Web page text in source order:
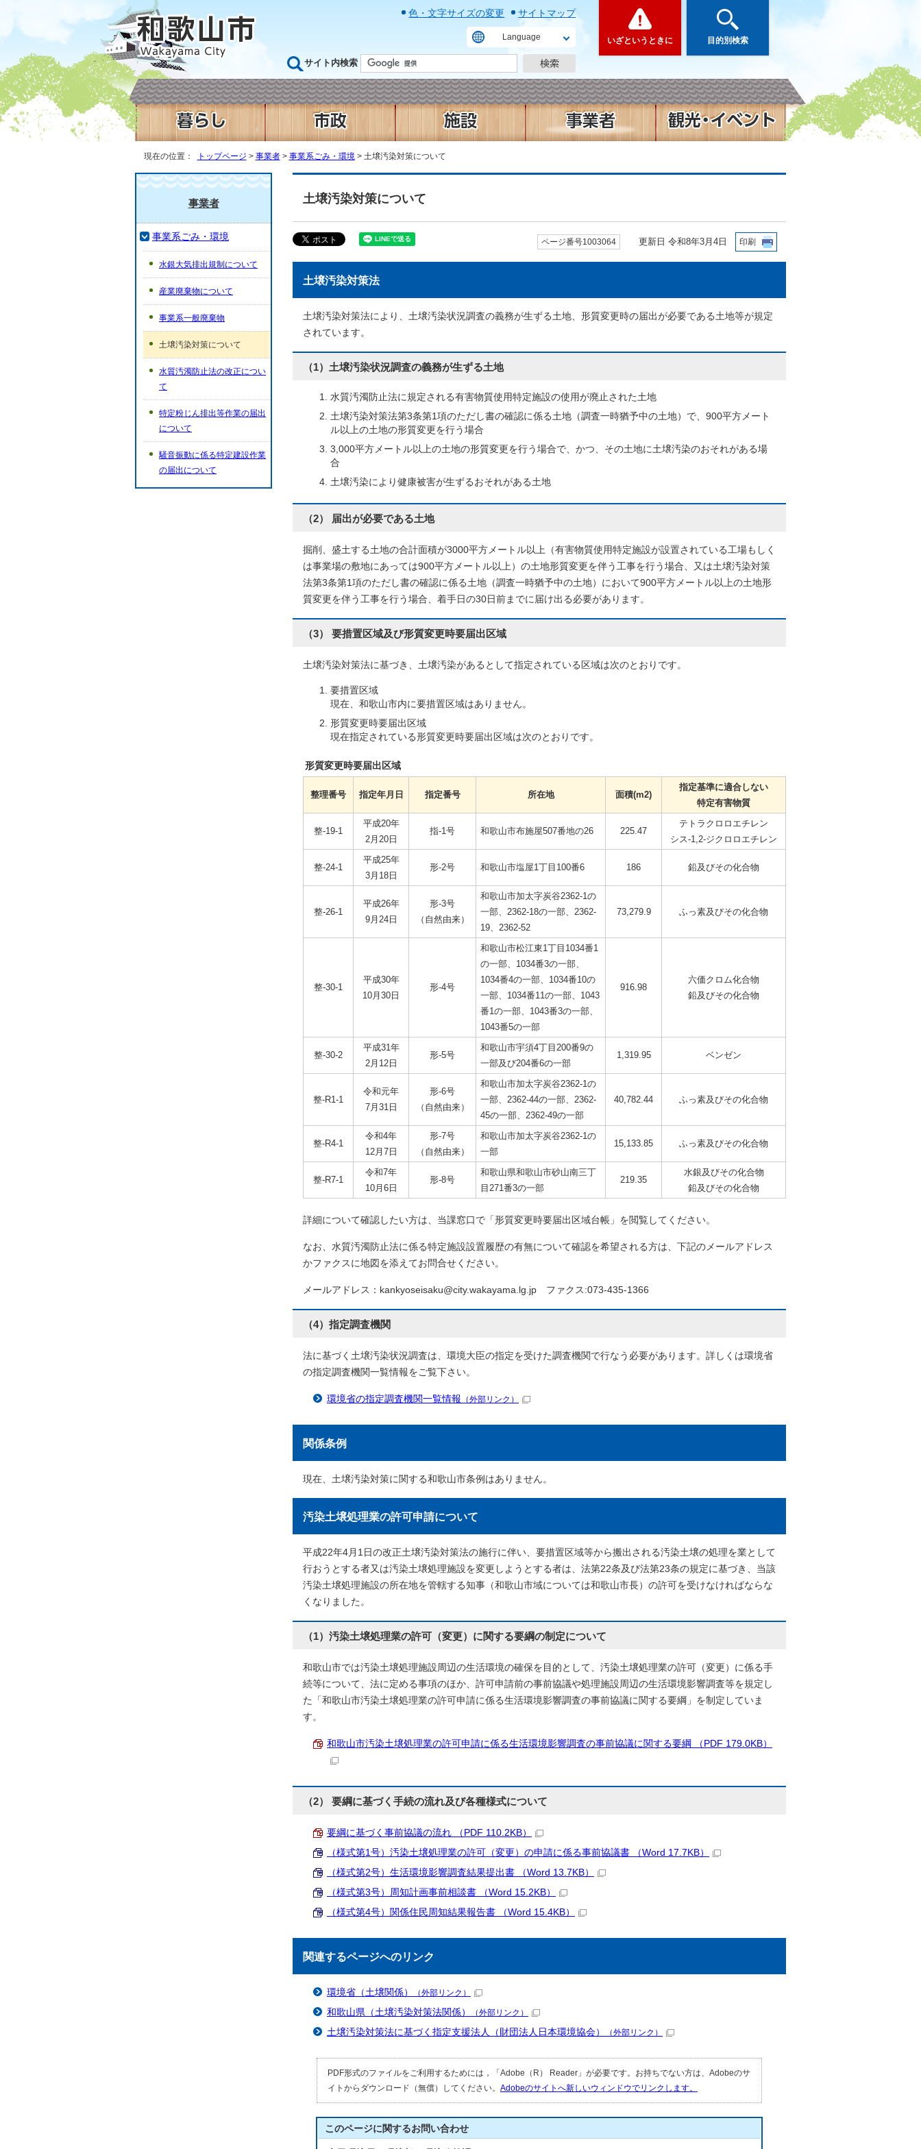
色・文字サイズの変更 サイトマップ
Language
サイト内検索
いざというときに 目的別検索
現在の位置： トップページ > 事業者> 事業系ごみ・環境> 土壌汚染対策について
土壌汚染対策について
ページ番号1003064 更新日 令和8年3月4日 印刷
土壌汚染対策法
土壌汚染対策法により、土壌汚染状況調査の義務が生ずる土地、形質変更時の届出が必要である土地等が規定
されています。
（1）土壌汚染状況調査の義務が生ずる土地
水質汚濁防止法に規定される有害物質使用特定施設の使用が廃止された土地
土壌汚染対策法第3条第1項のただし書の確認に係る土地（調査一時猶予中の土地）で、900平方メート
ル以上の土地の形質変更を行う場合
3,000平方メートル以上の土地の形質変更を行う場合で、かつ、その土地に土壌汚染のおそれがある場
合
土壌汚染により健康被害が生ずるおそれがある土地
（2） 届出が必要である土地
掘削、盛土する土地の合計面積が3000平方メートル以上（有害物質使用特定施設が設置されている工場もしく
は事業場の敷地にあっては900平方メートル以上）の土地形質変更を伴う工事を行う場合、又は土壌汚染対策
法第3条第1項のただし書の確認に係る土地（調査一時猶予中の土地）において900平方メートル以上の土地形
質変更を伴う工事を行う場合、着手日の30日前までに届け出る必要があります。
（3） 要措置区域及び形質変更時要届出区域
土壌汚染対策法に基づき、土壌汚染があるとして指定されている区域は次のとおりです。
要措置区域
現在、和歌山市内に要措置区域はありません。
形質変更時要届出区域
現在指定されている形質変更時要届出区域は次のとおりです。
形質変更時要届出区域
整理番号 指定年月日 指定番号 所在地 面積(m2)
指定基準に適合しない
特定有害物質
整-19-1
平成20年
2月20日
指-1号 和歌山市布施屋507番地の26 225.47
テトラクロロエチレン
シス-1,2-ジクロロエチレン
整-24-1
平成25年
3月18日
形-2号 和歌山市塩屋1丁目100番6 186 鉛及びその化合物
整-26-1
平成26年
9月24日
形-3号
（自然由来）
和歌山市加太字炭谷2362-1の
一部、2362-18の一部、2362-
19、2362-52
73,279.9 ふっ素及びその化合物
整-30-1
平成30年
10月30日
形-4号
和歌山市松江東1丁目1034番1
の一部、1034番3の一部、
1034番4の一部、1034番10の
一部、1034番11の一部、1043
番1の一部、1043番3の一部、
1043番5の一部
916.98
六価クロム化合物
鉛及びその化合物
整-30-2
平成31年
2月12日
形-5号
和歌山市宇須4丁目200番9の
一部及び204番6の一部
1,319.95 ベンゼン
整-R1-1
令和元年
7月31日
形-6号
（自然由来）
和歌山市加太字炭谷2362-1の
一部、2362-44の一部、2362-
45の一部、2362-49の一部
40,782.44 ふっ素及びその化合物
整-R4-1
令和4年
12月7日
形-7号
（自然由来）
和歌山市加太字炭谷2362-1の
一部
15,133.85 ふっ素及びその化合物
整-R7-1
令和7年
10月6日
形-8号
和歌山県和歌山市砂山南三丁
目271番3の一部
219.35
水銀及びその化合物
鉛及びその化合物
詳細について確認したい方は、当課窓口で「形質変更時要届出区域台帳」を閲覧してください。
なお、水質汚濁防止法に係る特定施設設置履歴の有無について確認を希望される方は、下記のメールアドレス
かファクスに地図を添えてお問合せください。
メールアドレス：kankyoseisaku@city.wakayama.lg.jp ファクス:073-435-1366
（4）指定調査機関
法に基づく土壌汚染状況調査は、環境大臣の指定を受けた調査機関で行なう必要があります。詳しくは環境省
の指定調査機関一覧情報をご覧下さい。
環境省の指定調査機関一覧情報 （外部リンク）
関係条例
現在、土壌汚染対策に関する和歌山市条例はありません。
汚染土壌処理業の許可申請について
平成22年4月1日の改正土壌汚染対策法の施行に伴い、要措置区域等から搬出される汚染土壌の処理を業として
行おうとする者又は汚染土壌処理施設を変更しようとする者は、法第22条及び法第23条の規定に基づき、当該
汚染土壌処理施設の所在地を管轄する知事（和歌山市域については和歌山市長）の許可を受けなければならな
くなりました。
（1）汚染土壌処理業の許可（変更）に関する要綱の制定について
和歌山市では汚染土壌処理施設周辺の生活環境の確保を目的として、汚染土壌処理業の許可（変更）に係る手
続等について、法に定める事項のほか、許可申請前の事前協議や処理施設周辺の生活環境影響調査等を規定し
た「和歌山市汚染土壌処理業の許可申請に係る生活環境影響調査の事前協議に関する要綱」を制定していま
す。
和歌山市汚染土壌処理業の許可申請に係る生活環境影響調査の事前協議に関する要綱 （PDF 179.0KB）
（2） 要綱に基づく手続の流れ及び各種様式について
要綱に基づく事前協議の流れ （PDF 110.2KB）
（様式第1号）汚染土壌処理業の許可（変更）の申請に係る事前協議書 （Word 17.7KB）
（様式第2号）生活環境影響調査結果提出書 （Word 13.7KB）
（様式第3号）周知計画事前相談書 （Word 15.2KB）
（様式第4号）関係住民周知結果報告書 （Word 15.4KB）
関連するページへのリンク
環境省（土壌関係） （外部リンク）
和歌山県（土壌汚染対策法関係） （外部リンク）
土壌汚染対策法に基づく指定支援法人（財団法人日本環境協会） （外部リンク）
PDF形式のファイルをご利用するためには，「Adobe（R） Reader」が必要です。お持ちでない方は、Adobeのサ
イトからダウンロード（無償）してください。 Adobeのサイトへ新しいウィンドウでリンクします。
このページに関するお問い合わせ
事業者
事業系ごみ・環境
水銀大気排出規制について
産業廃棄物について
事業系一般廃棄物
土壌汚染対策について
水質汚濁防止法の改正につい
て
特定粉じん排出等作業の届出
について
騒音振動に係る特定建設作業
の届出について